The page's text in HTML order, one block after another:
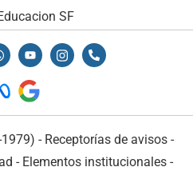
SF
- Receptorías de avisos -
- Elementos institucionales -